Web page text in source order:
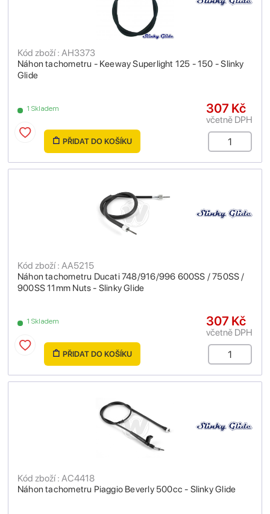
Náhon tachometru - Keeway Superlight 125 - 150 - Slinky
Glide
Kód zboží : AH3373
1 Skladem 307 Kč
včetně DPH
PŘIDAT DO KOŠÍKU
Náhon tachometru Ducati 748/916/996 600SS / 750SS /
900SS 11mm Nuts - Slinky Glide
Kód zboží : AA5215
1 Skladem 307 Kč
včetně DPH
PŘIDAT DO KOŠÍKU
Náhon tachometru Piaggio Beverly 500cc - Slinky Glide
Kód zboží : AC4418